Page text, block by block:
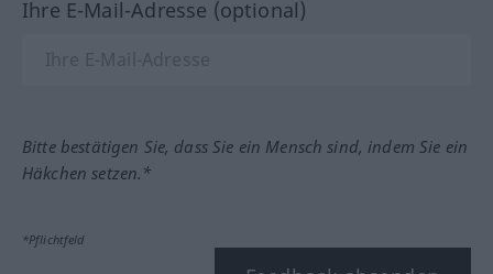
Ihre E-Mail-Adresse (optional)
Bitte bestätigen Sie, dass Sie ein Mensch sind, indem Sie ein
Häkchen setzen.*
*Pflichtfeld